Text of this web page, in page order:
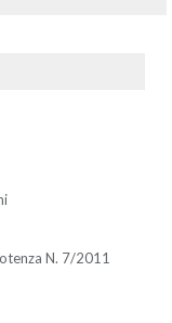
N. 7/2011